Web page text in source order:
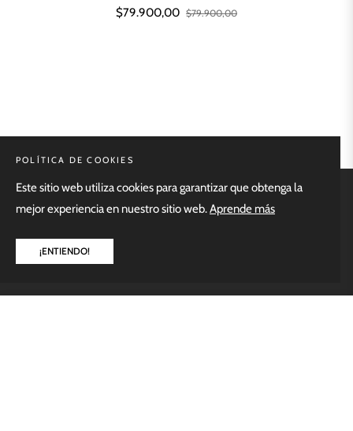
$79.900,00 $79.900,00
MENÚ PRINCIPAL
NUESTRAS POLÍTICAS
POLÍTICA DE COOKIES
Este sitio web utiliza cookies para garantizar que obtenga la
mejor experiencia en nuestro sitio web.Aprende más
¡ENTIENDO!